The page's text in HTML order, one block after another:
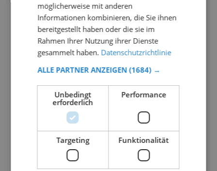
möglicherweise mit anderen
Informationen kombinieren, die Sie ihnen
bereitgestellt haben oder die sie im
Rahmen Ihrer Nutzung ihrer Dienste
gesammelt haben. Datenschutzrichtlinie
ALLE PARTNER ANZEIGEN (1684) →
Unbedingt
erforderlich
Performance
Targeting Funktionalität